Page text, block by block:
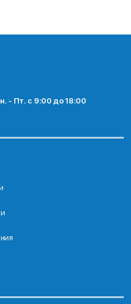
- Пт. с 9:00 до 18:00